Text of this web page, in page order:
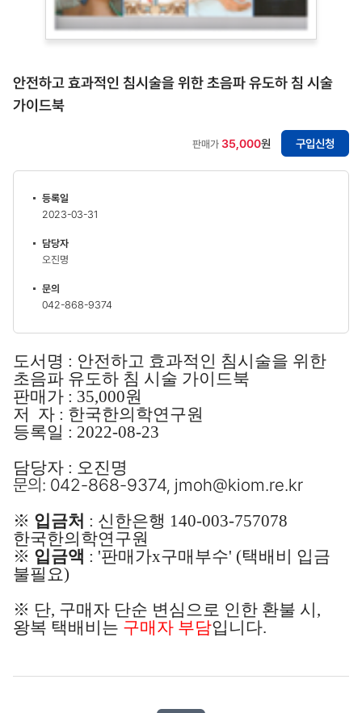
안전하고 효과적인 침시술을 위한 초음파 유도하 침 시술
가이드북
판매가35,000원 구입신청
등록일
2023-03-31
담당자
오진명
문의
042-868-9374
도서명 : 안전하고 효과적인 침시술을 위한
초음파 유도하 침 시술 가이드북
판매가 : 35,000원
저 자 : 한국한의학연구원
등록일 : 2022-08-23
담당자 : 오진명
문의: 042-868-9374, jmoh@kiom.re.kr
※ 입금처 : 신한은행 140-003-757078
한국한의학연구원
※ 입금액 : '판매가x구매부수' (택배비 입금
불필요)
※ 단, 구매자 단순 변심으로 인한 환불 시,
왕복 택배비는 구매자 부담입니다.